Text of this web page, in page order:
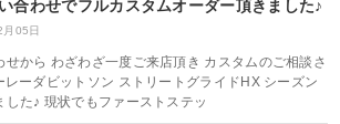
合わせでフルカスタムオーダー頂きました♪
05日
から わざわざ一度ご来店頂き カスタムのご相談さ
ーダビットソン ストリートグライドHX シーズン
た♪ 現状でもファーストステッ